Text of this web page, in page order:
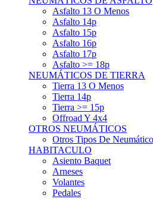
Asfalto 14p
Asfalto 15p
Asfalto 16p
Asfalto 17p
Asfalto >= 18p
NEUMÁTICOS DE TIERRA
Tierra 13 O Menos
Tierra 14p
Tierra >= 15p
Offroad Y 4x4
OTROS NEUMÁTICOS
Otros Tipos De Neumáticos
HABITACULO
Asiento Baquet
Arneses
Volantes
Pedales
Extinción